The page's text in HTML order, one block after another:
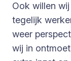
Ook willen
tegelijk
weer
wij in